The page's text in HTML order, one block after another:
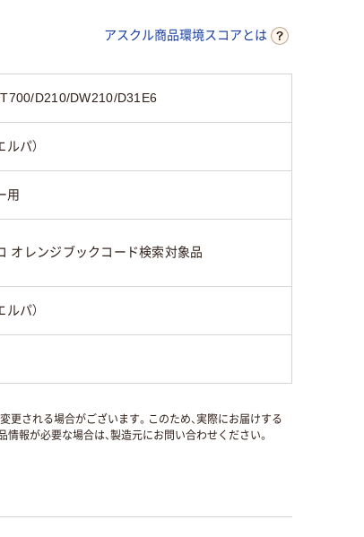
アスクル商品環境スコアとは
D210/DW210/D31E6
ルパ）
用
オレンジブックコード検索対象品
ルパ）
更される場合がございます。このため、実際にお届けする
報が必要な場合は、製造元にお問い合わせください。